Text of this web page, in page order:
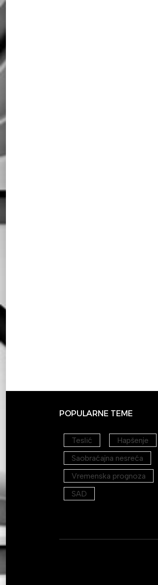
POPULARNE TEME
Teslić
Hapšenje
Saobraćajna nesreća
Vremenska prognoza
SAD